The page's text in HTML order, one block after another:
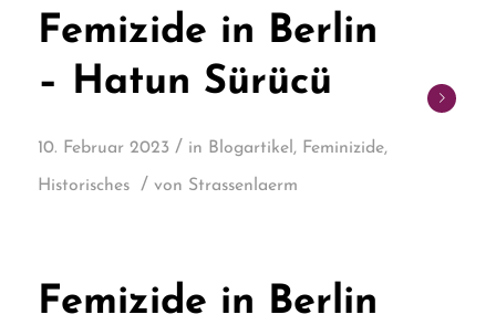
Femizide in Berlin
– Hatun Sürücü
10. Februar 2023 / in Blogartikel, Feminizide,
Historisches / von Strassenlaerm
Femizide in Berlin